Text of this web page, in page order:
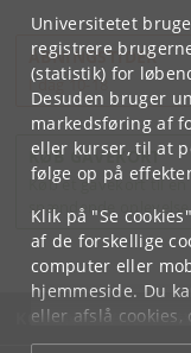
Universitetet
registrere
(statistik) for
Desuden bruger
markedsføring af
eller kurser, til at
følge op på
Klik på "Se
af de forskellige
computer eller
hjemmeside. Du
eller afslå
underCookie- og
ÅBNINGSTIDER
I dag 10-18
KØB GAVEKORT
Køb et gavekort til
spændende oplevelse
KØBENHAVNS